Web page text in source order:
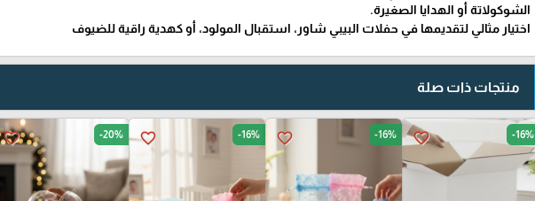
الشوكولاتة أو الهدايا الصغيرة.
اختيار مثالي لتقديمها في حفلات البيبي شاور، استقبال المولود، أو كهدية راقية للضيوف
منتجات ذات صلة
favorite_border -16%
favorite_border -16%
favorite_border -16%
favorite_border -20%